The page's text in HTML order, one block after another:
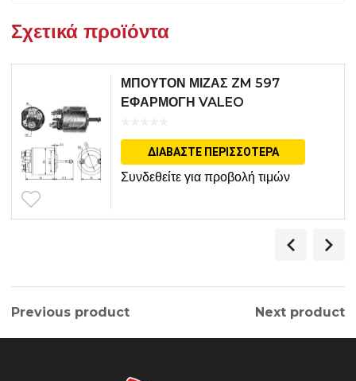
Σχετικά προϊόντα
ΜΠΟΥΤΟΝ ΜΙΖΑΣ ZM 597
ΕΦΑΡΜΟΓΗ VALEO
ΔΙΑΒΆΣΤΕ ΠΕΡΙΣΣΌΤΕΡΑ
Συνδεθείτε για προβολή τιμών
Previous product Next product